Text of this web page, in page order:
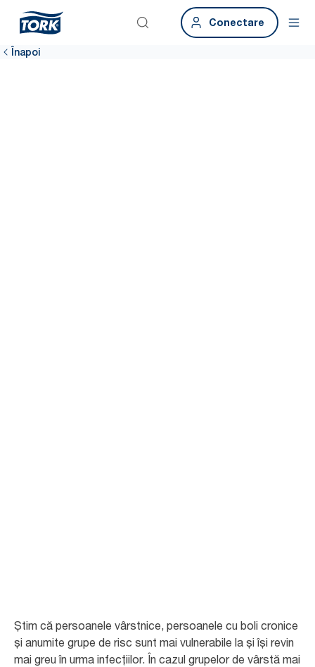
Conectare
Înapoi
Știm că persoanele vârstnice, persoanele cu boli cronice
și anumite grupe de risc sunt mai vulnerabile la și își revin
mai greu în urma infecțiilor. În cazul grupelor de vârstă mai